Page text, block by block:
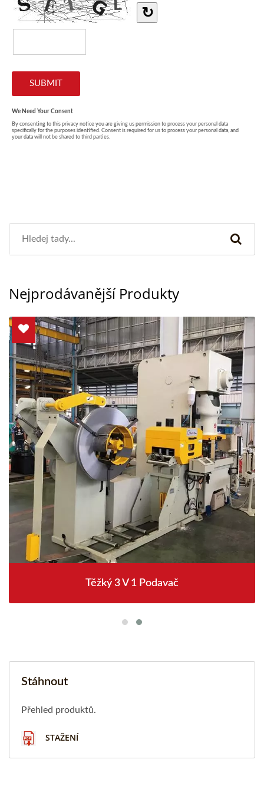
Nejprodávanější Produkty
Těžký 3 V 1 Podavač
Stáhnout
Přehled produktů.
STAŽENÍ